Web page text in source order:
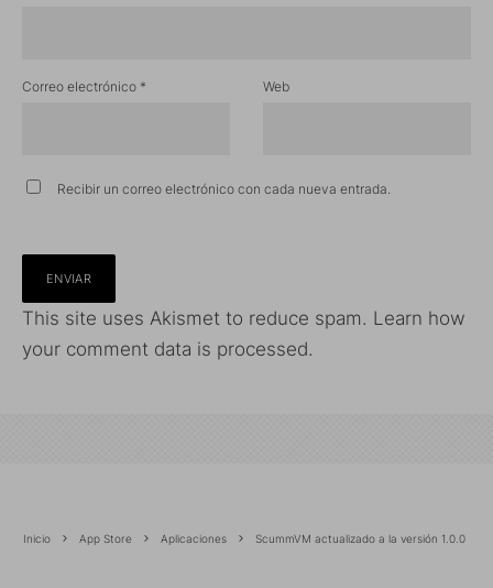
Correo electrónico * Web
Recibir un correo electrónico con cada nueva entrada.
This site uses Akismet to reduce spam. Learn how
your comment data is processed.
Inicio App Store Aplicaciones ScummVM actualizado a la versión 1.0.0